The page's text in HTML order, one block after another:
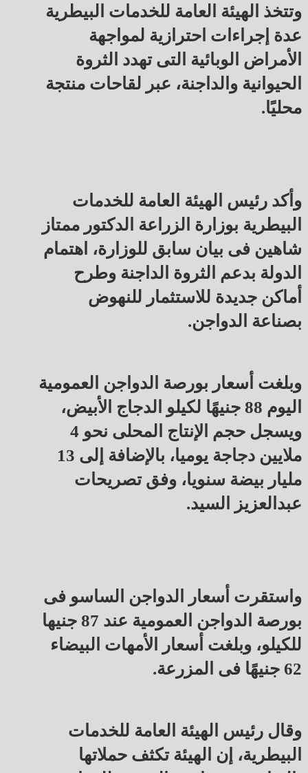
وتتخذ الهيئة العامة للخدمات البيطرية
عدة إجراءات احترازية لمواجهة
الأمراض الوبائية التى تهدد الثروة
الحيوانية والداجنة، عبر لقاحات منتجة
محليًا.
وأكد رئيس الهيئة العامة للخدمات
البيطرية بوزارة الزراعة الدكتور ممتاز
شاهين فى بيان سابق للوزارة، اهتمام
الدولة بدعم الثروة الداجنة وطرح
أماكن جديدة للاستثمار للنهوض
بصناعة الدواجن.
وبلغت أسعار بورصة الدواجن العمومية
اليوم 88 جنيهًا لكيلو الدجاج الأبيض،
ويسجل حجم الإنتاج المحلى نحو 4
ملايين دجاجة يوميا، بالإضافة إلى 13
مليار بيضة سنويا، وفق تصريحات
عبدالعزيز السيد.
واستقرت أسعار الدواجن الساسو فى
بورصة الدواجن العمومية عند 87 جنيها
للكيلو، وبلغت أسعار الأمهات البيضاء
62 جنيهًا فى المزرعة.
وقال رئيس الهيئة العامة للخدمات
البيطرية، إن الهيئة تكثف حملاتها